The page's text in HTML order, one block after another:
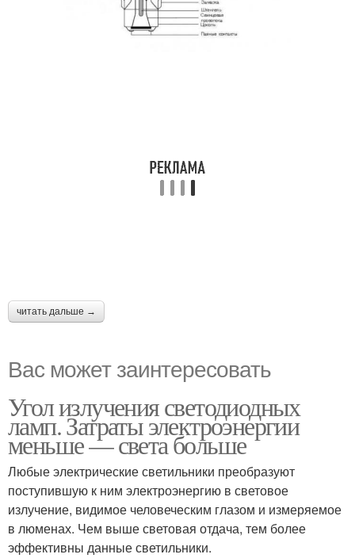
читать дальше →
Вас может заинтересовать
Угол излучения светодиодных
ламп. Затраты электроэнергии
меньше — света больше
Любые электрические светильники преобразуют
поступившую к ним электроэнергию в световое
излучение, видимое человеческим глазом и измеряемое
в люменах. Чем выше световая отдача, тем более
эффективны данные светильники.